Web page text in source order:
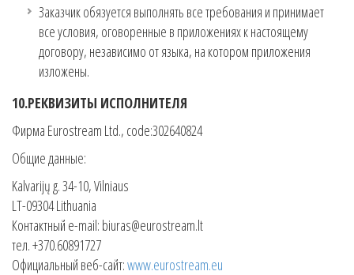
Заказчик обязуется выполнять все требования и принимает
все условия, оговоренные в приложениях к настоящему
договору, независимо от языка, на котором приложения
изложены.
10.РЕКВИЗИТЫ ИСПОЛНИТЕЛЯ
Фирма Eurostream Ltd., code:302640824
Общие данные:
Kalvarijų g. 34-10, Vilniaus
LT-09304 Lithuania
Контактный e-mail: biuras@eurostream.lt
тел. +370.60891727
Официальный веб-сайт:www.eurostream.eu